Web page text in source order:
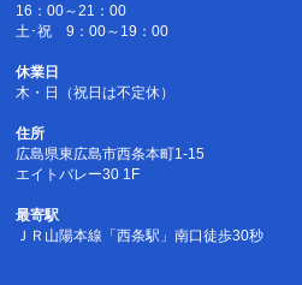
16：00～21：00
土･祝 9：00～19：00
休業日
木・日（祝日は不定休）
住所
広島県東広島市西条本町1-15
エイトバレー30 1F
最寄駅
ＪＲ山陽本線「西条駅」南口徒歩30秒